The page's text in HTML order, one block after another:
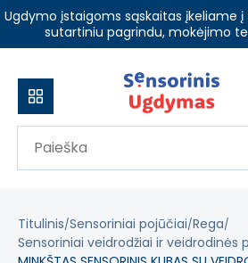
Ugdymo įstaigoms sąskaitas įkeliame į
sutartiniu pagrindu, mokėjimo
Titulinis Sensoriniai pojūčiai Rega
Sensoriniai veidrodžiai ir veidrodinės